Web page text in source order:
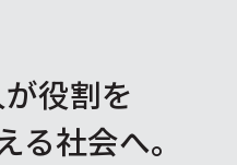
役割を
る社会へ。